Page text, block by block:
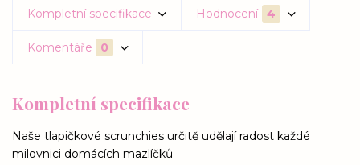
Kompletní specifikace Hodnocení 4
Komentáře 0
Kompletní specifikace
Naše tlapičkové scrunchies určitě udělají radost každé
milovnici domácích mazlíčků